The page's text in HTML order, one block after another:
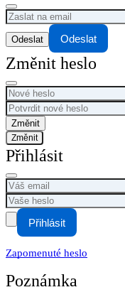
Odeslat
Změnit heslo
Změnit
Přihlásit
Přihlásit
Zapomenuté heslo
Poznámka